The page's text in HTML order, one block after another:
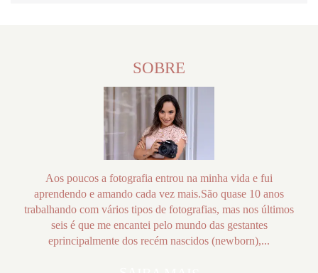
SOBRE
Aos poucos a fotografia entrou na minha vida e fui
aprendendo e amando cada vez mais.São quase 10 anos
trabalhando com vários tipos de fotografias, mas nos últimos
seis é que me encantei pelo mundo das gestantes
eprincipalmente dos recém nascidos (newborn),...